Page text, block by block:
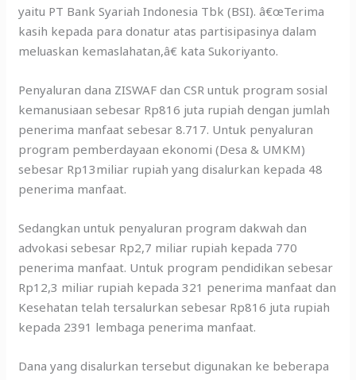
yaitu PT Bank Syariah Indonesia Tbk (BSI). â€œTerima
kasih kepada para donatur atas partisipasinya dalam
meluaskan kemaslahatan,â€ kata Sukoriyanto.
Penyaluran dana ZISWAF dan CSR untuk program sosial
kemanusiaan sebesar Rp816 juta rupiah dengan jumlah
penerima manfaat sebesar 8.717. Untuk penyaluran
program pemberdayaan ekonomi (Desa & UMKM)
sebesar Rp13miliar rupiah yang disalurkan kepada 48
penerima manfaat.
Sedangkan untuk penyaluran program dakwah dan
advokasi sebesar Rp2,7 miliar rupiah kepada 770
penerima manfaat. Untuk program pendidikan sebesar
Rp12,3 miliar rupiah kepada 321 penerima manfaat dan
Kesehatan telah tersalurkan sebesar Rp816 juta rupiah
kepada 2391 lembaga penerima manfaat.
Dana yang disalurkan tersebut digunakan ke beberapa